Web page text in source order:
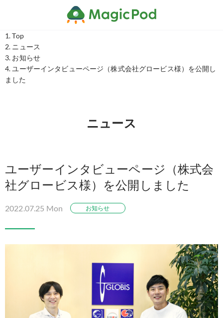
Top
ニュース
お知らせ
ユーザーインタビューページ（株式会社グロービス様）を公開し
ました
ニュース
ユーザーインタビューページ（株式会
社グロービス様）を公開しました
2022.07.25 Mon お知らせ